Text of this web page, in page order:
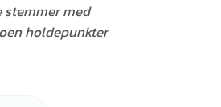
med
holdepunkter